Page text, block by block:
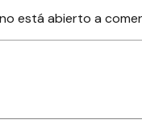
está abierto a